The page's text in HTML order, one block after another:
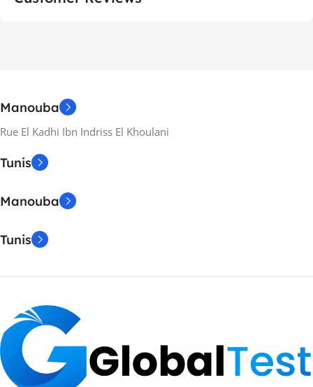
Manouba
Rue El Kadhi Ibn Indriss El Khoulani
Tunis
Manouba
Tunis